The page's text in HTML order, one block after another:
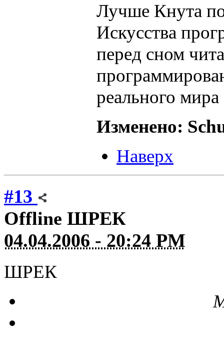
Лучше Кнута
Искусства
перед сном
реального мира
Изменено:
Наверх
#13
Offline ШРЕК
04.04.2006 - 20:24 PM
ШРЕК